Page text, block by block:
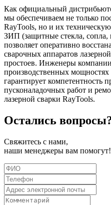
Как официальный
мы обеспечиваем не только
RayTools, но и их
ЗИП (защитные стекла,
позволяет оперативно
сварочных аппаратов
простоев. Инженеры
производственных мощностях
гарантирует компетентность
пусконаладочных работ и
лазерной сварки RayTools.
Остались
Свяжитесь с нами,
наши менеджеры вам помогут!